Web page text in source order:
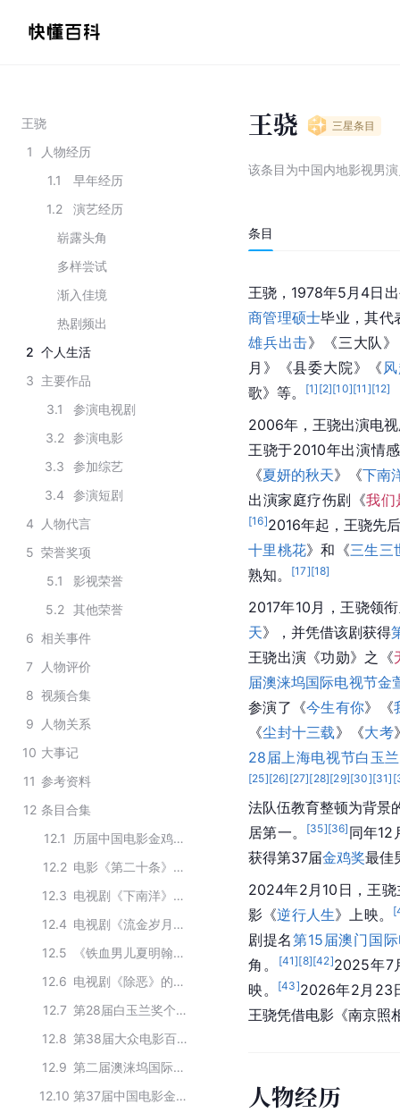
王骁
1
人物经历
1.1
早年经历
1.2
演艺经历
崭露头角
多样尝试
渐入佳境
热剧频出
2 个人生活
3 主要作品
3.1
参演电视剧
3.2
参演电影
3.3
参加综艺
3.4
参演短剧
4
人物代言
5 荣誉奖项
5.1
影视荣誉
5.2
其他荣誉
6 相关事件
7
人物评价
8 视频合集
9
人物关系
10 大事记
11 参考资料
12 条目合集
12.1
历届中国电影金鸡奖最佳男配角
12.2
电影《第二十条》的演职人员
12.3
电视剧《下南洋》的主要演员
12.4
电视剧《流金岁月》的主要演员
12.5
《铁血男儿夏明翰》的主要演员
12.6
电视剧《除恶》的主要演职人员
12.7
第28届白玉兰奖个人入围名单
12.8
第38届大众电影百花奖提名名单
12.9
第二届澳涞坞国际电视节金萱奖提名者
12.10
第37届中国电影金鸡奖提名名单
王骁 三星条目
该条目为中国内地影视男
条目
王骁，1978年5月4日
商管理硕士毕业，其代
雄兵出击》《三大队
月》《县委大院》《
歌》等。
[1] [2][10][11 ][12]
2006年，王骁出演电
王骁于2010年出演情
《夏妍的秋天》《下南
出演家庭疗伤剧《我们
[16]2016年起，王骁先
十里桃花》和《三生三
熟知。
[17][18]
2017年10月，王骁领
天》，并凭借该剧获得
王骁出演《功勋》之《
届澳涞坞国际电视节金
参演了《今生有你》《
《尘封十三载》《大考
28届上海电视节白玉
[25][26] [27][28][29][30][31] [
法队伍教育整顿为背景
居第一。
[35][36] 同年12
获得第37届金鸡奖最佳
2024年2月10日，王
影《逆行人生》上映。 [
剧提名第15届澳门国
角。
[41][8][42]2025年7
映。
[43]2026年2月23
王骁凭借电影《南京照
人物经历